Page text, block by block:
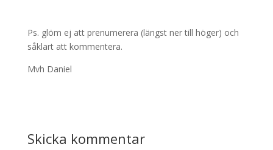
Ps. glöm ej att prenumerera (längst ner till höger) och
såklart att kommentera.
Mvh Daniel
Skicka kommentar